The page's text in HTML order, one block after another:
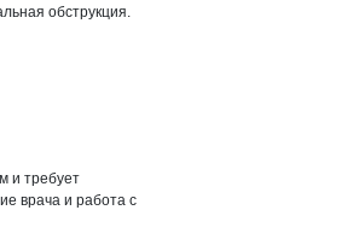
обструкция.
и требует
врача и работа с